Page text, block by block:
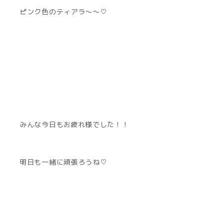
ピンク色のティアラ〜〜♡
みんな今日もお疲れ様でした！！
明日も一緒に頑張ろうね♡